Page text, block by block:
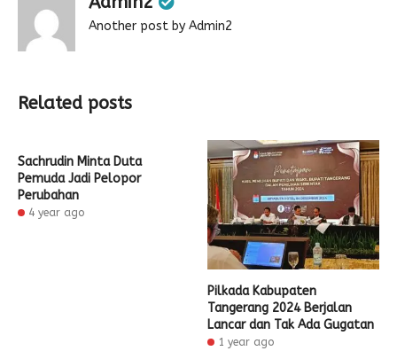
Another post by Admin2
Related posts
Sachrudin Minta Duta
Pemuda Jadi Pelopor
Perubahan
4 year ago
Pilkada Kabupaten
Tangerang 2024 Berjalan
Lancar dan Tak Ada Gugatan
1 year ago